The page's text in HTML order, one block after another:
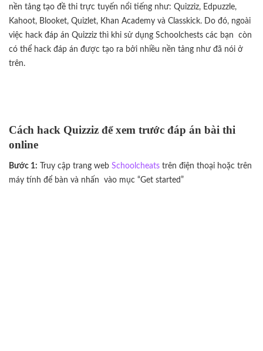
nền tảng tạo đề thi trực tuyến nổi tiếng như: Quizziz, Edpuzzle,
Kahoot, Blooket, Quizlet, Khan Academy và Classkick. Do đó, ngoài
việc hack đáp án Quizziz thì khi sử dụng Schoolchests các bạn còn
có thể hack đáp án được tạo ra bởi nhiều nền tảng như đã nói ở
trên.
Cách hack Quizziz để xem trước đáp án bài thi
online
Bước 1: Truy cập trang web Schoolcheats trên điện thoại hoặc trên
máy tính để bàn và nhấn vào mục “Get started”